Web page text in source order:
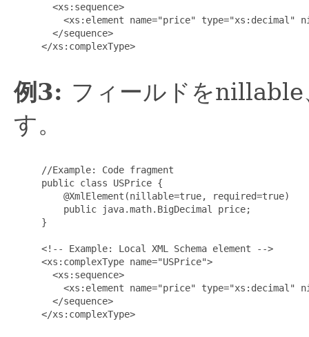
       <xs:sequence>
<xs:element name="price" type="xs:decimal"
       </sequence>
     </xs:complexType>
例3: フィールドを
す。
     //Example: Code fragment
     public class USPrice {
         @XmlElement(nillable=true, required=true)
         public java.math.BigDecimal price;
     }
     <!-- Example: Local XML Schema element -->
     <xs:complexType name="USPrice">
       <xs:sequence>
<xs:element name="price" type="xs:decimal"
       </sequence>
     </xs:complexType>